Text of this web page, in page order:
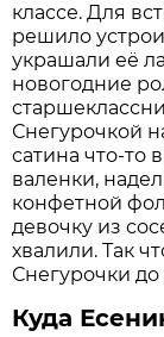
классе. Для
решило
украшали её
новогодние
Снегурочкой
сатина что-то
валенки,
конфетной
девочку из
хвалили. Так
Снегурочки
Куда